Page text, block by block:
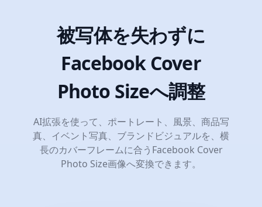
被写体を失わずに
Facebook Cover
Photo Sizeへ調整
AI拡張を使って、ポートレート、風景、商品写
真、イベント写真、ブランドビジュアルを、横
長のカバーフレームに合うFacebook Cover
Photo Size画像へ変換できます。